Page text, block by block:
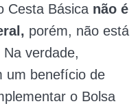
Cesta Básica não é
porém, não está
verdade,
um benefício de
o Bolsa